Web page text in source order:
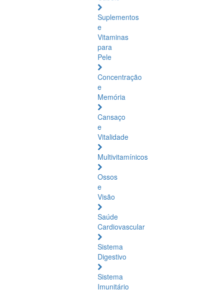
Suplementos
e
Vitaminas
para
Pele
Concentração
e
Memória
Cansaço
e
Vitalidade
Multivitamínicos
Ossos
e
Visão
Saúde
Cardiovascular
Sistema
Digestivo
Sistema
Imunitário